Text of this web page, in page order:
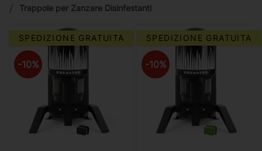
Trappole per Zanzare Disinfestanti
10%
SPEDIZIONE GRATUITA
10%
SPEDIZIONE GRATUITA